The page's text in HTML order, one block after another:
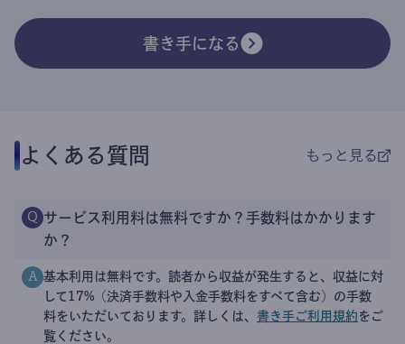
書き手になる
よくある質問 もっと見る
Q サービス利用料は無料ですか？手数料はかかります
か？
A 基本利用は無料です。読者から収益が発生すると、収益に対
して17%（決済手数料や入金手数料をすべて含む）の手数
料をいただいております。詳しくは、 書き手ご利用規約 をご
覧ください。